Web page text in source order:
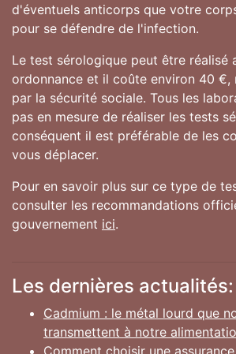
d'éventuels anticorps que votre
pour se défendre de l'infection.
Le test sérologique peut être réalisé
ordonnance et il coûte environ 40 €,
par la sécurité sociale. Tous les
pas en mesure de réaliser les tests
conséquent il est préférable de les
vous déplacer.
Pour en savoir plus sur ce type de
consulter les recommandations
gouvernement ici.
Les dernières actualités:
Cadmium : le métal lourd que
transmettent à notre